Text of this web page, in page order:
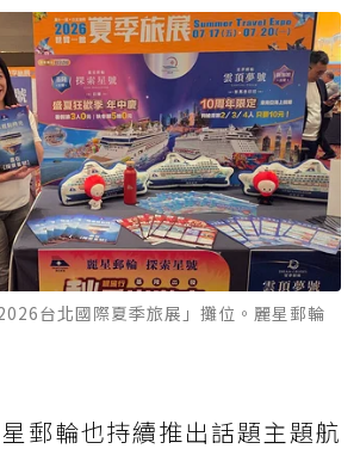
台北國際夏季旅展」攤位。麗星郵輪
郵輪也持續推出話題主題航